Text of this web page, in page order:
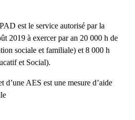
est le service autorisé par la
2019 à exercer par an 20 000 h de
sociale et familiale) et 8 000 h
et Social).
d’une AES est une mesure d’aide